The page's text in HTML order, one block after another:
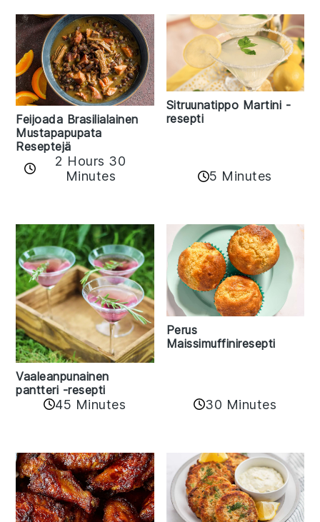
Feijoada Brasilialainen
Mustapapupata
Reseptejä
2 Hours 30
Minutes
Sitruunatippo Martini -
resepti
5 Minutes
Vaaleanpunainen
pantteri -resepti
45 Minutes
Perus
Maissimuffiniresepti
30 Minutes